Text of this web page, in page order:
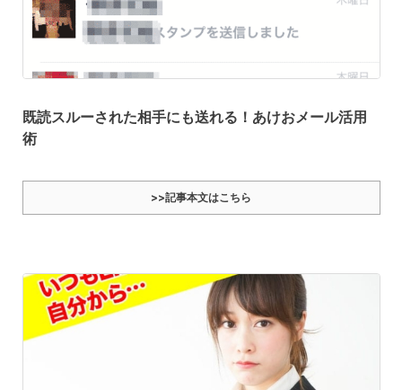
既読スルーされた相手にも送れる！あけおメール活用
術
>>記事本文はこちら